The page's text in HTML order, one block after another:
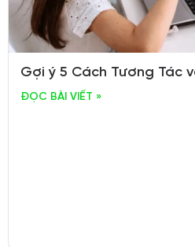
Gợi ý 5 Cách Tương Tác
ĐỌC BÀI VIẾT »